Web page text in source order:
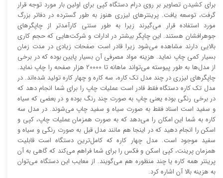
برای کشیدن تصاویر بر روی درام دستگاه کپی برای اولین بار مورد توجه قرار
گرفت، توسعه یافت. پرینتر‌های لیزری هنوز به طور گسترده در دفاتر بزرگ
مورد استفاده قرار می‌گیرند زیرا به طور سنتی کارآمد‌‌تر از چاپگر‌های
جوهرافشان هستند. این چاپگر بیشتر در ادارات و شرکت‌هایی که حجم کاری
بالایی دارند مشاهده می‌شود زیرا قادر است صفحات زیادی در مدت زمان
بسیار کمی چاپ نماید. هزینه مواد مصرفی آن بسیار پایین بوده که در برخی
از مدل‌ها به طور پیوسته می‌تواند ماهانه تا 20000 هزار صفحه را چاپ نماید.
چاپگر‌های لیزری در چند مدل تک کاره، سه کاره و چهار کاره تولید شده‌اند. در
مدل تک کاره دستگاه فقط قادر است عملیات چاپ را برای شما انجام دهد که
در برخی رنگی بوده یعنی چاپ به صورت چند رنگ بوده و در بعضی که سیاه
و سفید است اسناد فقط به صورت سیاه و سفید چاپ می‌شوند. در مدل سه
کاره به شما این امکان را می‌دهد که به صورت همزمان عملیات چاپ، کپی و
اسکن را انجام دهید که در اینجا هم مانند مدل قبل به صورت رنگی و سیاه و
سفید موجود است. مدل چهار کاره که کامل‌ترین دستگاه است قابلیت
همزمان پرینت، کپی اسکن و فکس را برای شما فراهم می‌کند که گاهی به آن
پرینتر همه کاره یا چند منظوره هم می‌گویند. از معایب این دستگاه می‌توان
به هزینه بالا آن اشاره کرد.